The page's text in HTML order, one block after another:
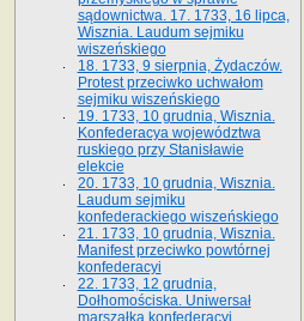
sądownictwa. 17. 1733, 16 lipca,
Wisznia. Laudum sejmiku
wiszeńskiego
18. 1733, 9 sierpnia, Żydaczów.
Protest przeciwko uchwałom
sejmiku wiszeńskiego
19. 1733, 10 grudnia, Wisznia.
Konfederacya województwa
ruskiego przy Stanisławie
elekcie
20. 1733, 10 grudnia, Wisznia.
Laudum sejmiku
konfederackiego wiszeńskiego
21. 1733, 10 grudnia, Wisznia.
Manifest przeciwko powtórnej
konfederacyi
22. 1733, 12 grudnia,
Dołhomościska. Uniwersał
marszałka konfederacyi